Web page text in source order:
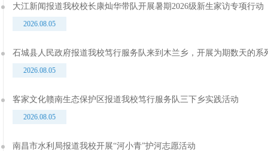
大江新闻报道我校校长康灿华带队开展暑期2026级新生家访专项行动
2026.08.05
石城县人民政府报道我校笃行服务队来到木兰乡，开展为期数天的系
2026.08.05
客家文化赣南生态保护区报道我校笃行服务队三下乡实践活动
2026.08.05
南昌市水利局报道我校开展“河小青”护河志愿活动